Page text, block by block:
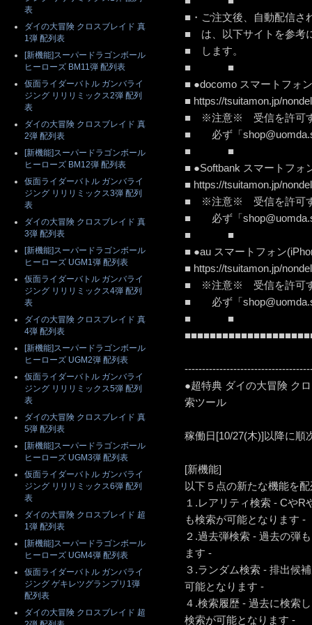
■・ご注文後、自動配信さ
■ は、以下サイトを参考
■ し
■ ■
■ ●docomo スマート
■ https://tsuitamon.jp/
■ ※注意※ 受信を許
■ 必ず「
■ ■
■ ●Softbank スマート
■ https://tsuitamon.jp/
■ ※注意※ 受信を許
■ 必ず「
■ ■
■ ●au スマートフォン
■ https://tsuitamon.jp/
■ ※注意※ 受信を許
■ 必ず「
■ ■
●超特典 ダイの大冒険 ク
索ツール
稼働日[10/27(木)]以降に順
[新機能]
以下５点の新たな機能を
１.レアリティ検索 - Cや
も検索が可能となります -
２.過去弾検索 - 過去の弾
ます -
３.ランダム検索 - 排出候
可能となります -
４.検索履歴 - 過去に検索
検索が可能となります -
表
ダイの大冒険 クロスブレイド 真
1弾 配列表
[新機能]スーパードラゴンボール
ヒーローズ BM11弾 配列表
仮面ライダーバトル ガンバライ
ジング リリリミックス2弾 配列
表
ダイの大冒険 クロスブレイド 真
2弾 配列表
[新機能]スーパードラゴンボール
ヒーローズ BM12弾 配列表
仮面ライダーバトル ガンバライ
ジング リリリミックス3弾 配列
表
ダイの大冒険 クロスブレイド 真
3弾 配列表
[新機能]スーパードラゴンボール
ヒーローズ UGM1弾 配列表
仮面ライダーバトル ガンバライ
ジング リリリミックス4弾 配列
表
ダイの大冒険 クロスブレイド 真
4弾 配列表
[新機能]スーパードラゴンボール
ヒーローズ UGM2弾 配列表
仮面ライダーバトル ガンバライ
ジング リリリミックス5弾 配列
表
ダイの大冒険 クロスブレイド 真
5弾 配列表
[新機能]スーパードラゴンボール
ヒーローズ UGM3弾 配列表
仮面ライダーバトル ガンバライ
ジング リリリミックス6弾 配列
表
ダイの大冒険 クロスブレイド 超
1弾 配列表
[新機能]スーパードラゴンボール
ヒーローズ UGM4弾 配列表
仮面ライダーバトル ガンバライ
ジング ゲキレツグランプリ1弾
配列表
ダイの大冒険 クロスブレイド 超